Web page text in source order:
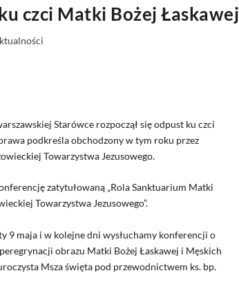
czci Matki Bożej Łaskawej
Starówce rozpoczął się odpust ku czci
podkreśla obchodzony w tym roku przez
Towarzystwa Jezusowego.
zatytułowaną „Rola Sanktuarium Matki
Towarzystwa Jezusowego”.
9 maja i w kolejne dni wysłuchamy konferencji o
obrazu Matki Bożej Łaskawej i Męskich
Msza święta pod przewodnictwem ks. bp.